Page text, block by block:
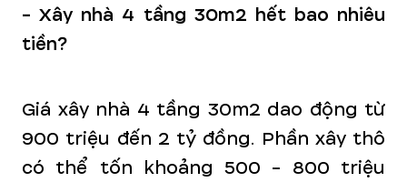
- Xây nhà 4 tầng 30m2 hết bao nhiêu
tiền?
Giá xây nhà 4 tầng 30m2 dao động từ
900 triệu đến 2 tỷ đồng. Phần xây thô
có thể tốn khoảng 500 - 800 triệu